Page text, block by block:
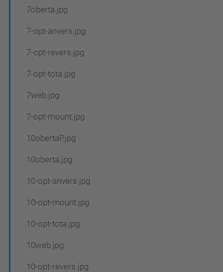
7oberta.jpg
7-opt-anvers.jpg
7-opt-revers.jpg
7-opt-tota.jpg
7web.jpg
7-opt-mount.jpg
10obertaP.jpg
10oberta.jpg
10-opt-anvers.jpg
10-opt-mount.jpg
10-opt-tota.jpg
10web.jpg
10-opt-revers.jpg